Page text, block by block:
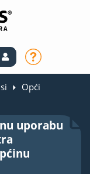
Opći
uporabu